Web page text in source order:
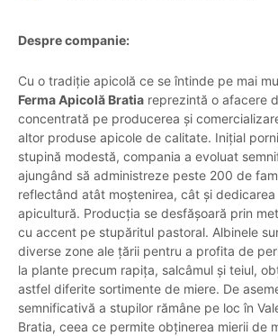
Despre companie:
Cu o tradiție apicolă ce se întinde pe mai
Ferma Apicolă Bratia reprezintă o afacere
concentrată pe producerea și
altor produse apicole de calitate. Inițial
stupină modestă, compania a evoluat
ajungând să administreze peste 200 de
reflectând atât moștenirea, cât și
apicultură. Producția se desfășoară prin
cu accent pe stupăritul pastoral. Albinele
diverse zone ale țării pentru a profita de
la plante precum rapița, salcâmul și teiul,
astfel diferite sortimente de miere. De
semnificativă a stupilor rămâne pe loc în
Bratia, ceea ce permite obținerea mierii de